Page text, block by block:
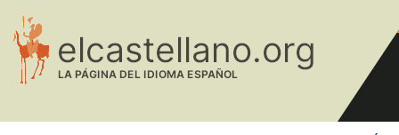
contenido
principal